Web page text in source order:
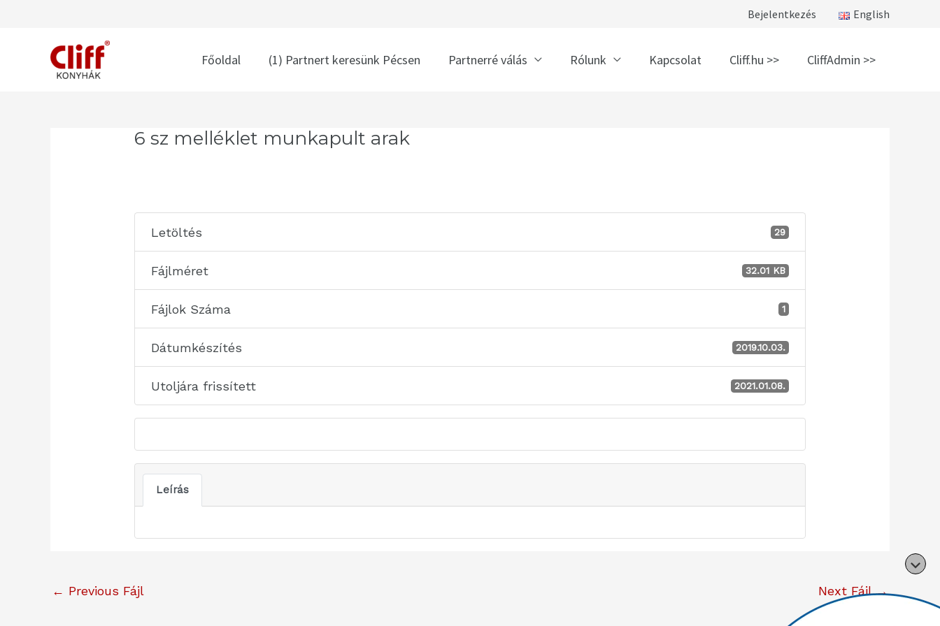
Bejelentkezés English
Főoldal (1) Partnert keresünk Pécsen Partnerré válás Rólunk Kapcsolat Cliff.hu >> CliffAdmin >>
6 sz melléklet munkapult arak
Letöltés 29
Fájlméret 32.01 KB
Fájlok Száma 1
Dátumkészítés 2019.10.03.
Utoljára frissített 2021.01.08.
Leírás
← Previous Fájl Next Fájl→